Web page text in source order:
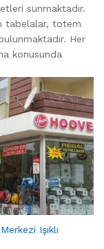
sunmaktadır.
tabelalar, totem
Her
konusunda
Işıklı